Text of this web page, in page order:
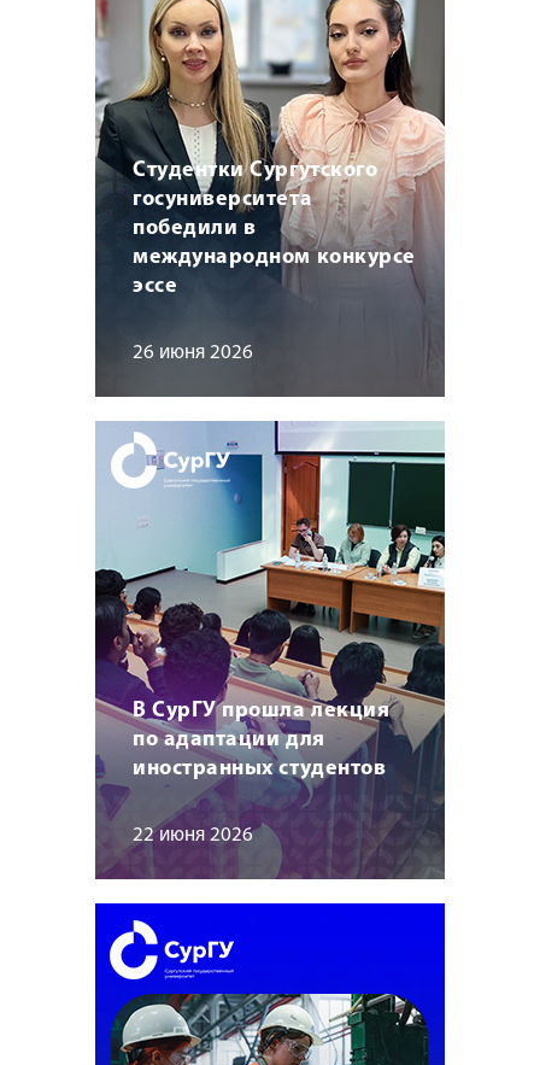
Студентки Сургутского
госуниверситета
победили в
международном конкурсе
эссе
26 июня 2026
В СурГУ прошла лекция
по адаптации для
иностранных студентов
22 июня 2026